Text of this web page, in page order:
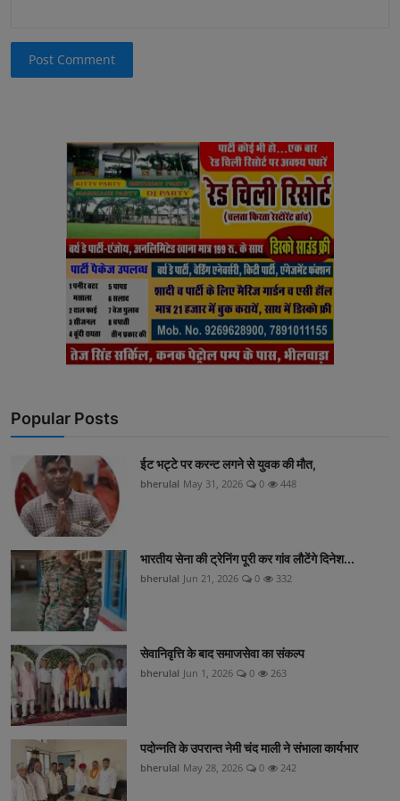
Post Comment
Popular Posts
ईट भट्टे पर करन्ट लगने से युवक की मौत,
bherulal May 31, 2026 0 448
भारतीय सेना की ट्रेनिंग पूरी कर गांव लौटेंगे दिनेश...
bherulal Jun 21, 2026 0 332
सेवानिवृत्ति के बाद समाजसेवा का संकल्प
bherulal Jun 1, 2026 0 263
पदोन्नति के उपरान्त नेमी चंद माली ने संभाला कार्यभार
bherulal May 28, 2026 0 242